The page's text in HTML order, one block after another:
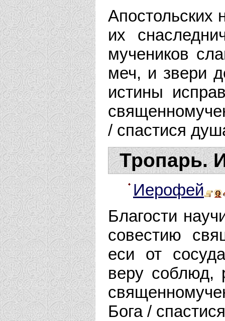
Апостольских
их
мучеников
меч, и звери
истины
/ спастися
Тропарь.
Иерофей
Благости
совестию
еси от
веру соблюд,
Бога /